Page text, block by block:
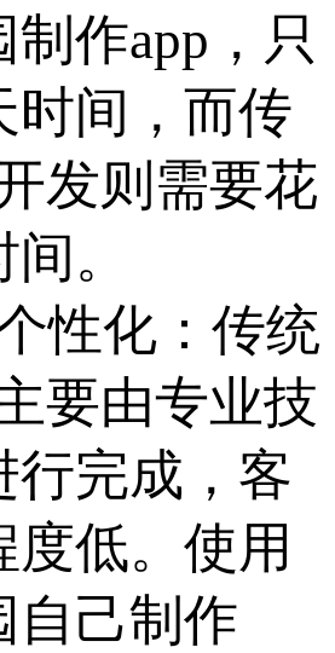
作app，只
时间，而传
发则需要花
。
性化：传统
要由专业技
行完成，客
度低。使用
自己制作